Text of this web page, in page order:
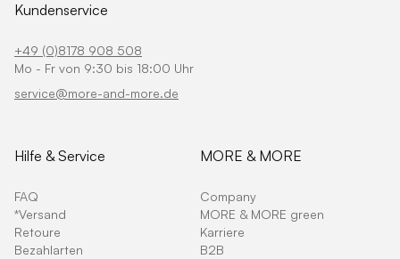
Kundenservice
+49 (0)8178 908 508
Mo - Fr von 9:30 bis 18:00 Uhr
service@more-and-more.de
Hilfe & Service
FAQ
*Versand
Retoure
Bezahlarten
MORE & MORE
Company
MORE & MORE green
Karriere
B2B